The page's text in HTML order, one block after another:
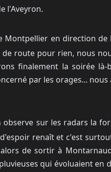
l'Aveyron.
en direction de
route pour rien, nous
finalement la soirée là-
par les orages...
sur les radars la
renaît et c'est
de sortir à
qui évoluaient en